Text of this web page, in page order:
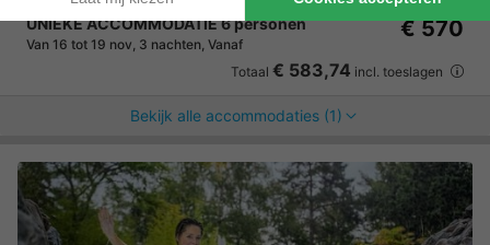
UNIEKE ACCOMMODATIE 6 personen
Van 16 tot 19 nov, 3 nachten, Vanaf
€ 570
Totaal € 583,74 incl. toeslagen
Bekijk alle accommodaties (1)